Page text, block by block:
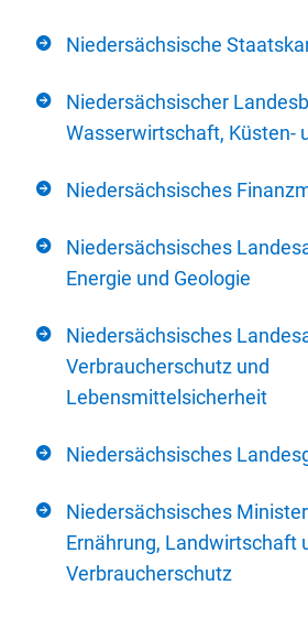
Niedersächsische
Niedersächsischer
Wasserwirtschaft, Küsten-
Niedersächsisches
Niedersächsisches
Energie und Geologie
Niedersächsisches
Verbraucherschutz und
Lebensmittelsicherheit
Niedersächsisches
Niedersächsisches
Ernährung, Landwirtschaft
Verbraucherschutz